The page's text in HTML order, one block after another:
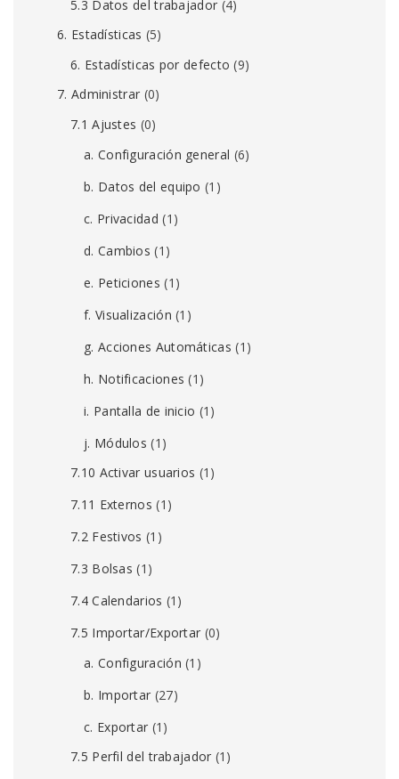
5.3 Datos del trabajador (4)
6. Estadísticas (5)
6. Estadísticas por defecto (9)
7. Administrar (0)
7.1 Ajustes (0)
a. Configuración general (6)
b. Datos del equipo (1)
c. Privacidad (1)
d. Cambios (1)
e. Peticiones (1)
f. Visualización (1)
g. Acciones Automáticas (1)
h. Notificaciones (1)
i. Pantalla de inicio (1)
j. Módulos (1)
7.10 Activar usuarios (1)
7.11 Externos (1)
7.2 Festivos (1)
7.3 Bolsas (1)
7.4 Calendarios (1)
7.5 Importar/Exportar (0)
a. Configuración (1)
b. Importar (27)
c. Exportar (1)
7.5 Perfil del trabajador (1)